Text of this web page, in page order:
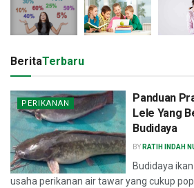
BeritaTerbaru
PERIKANAN
Panduan
Lele Yang
Budidaya
BY RATIH INDAH
Budidaya
usaha perikanan air tawar yang cukup